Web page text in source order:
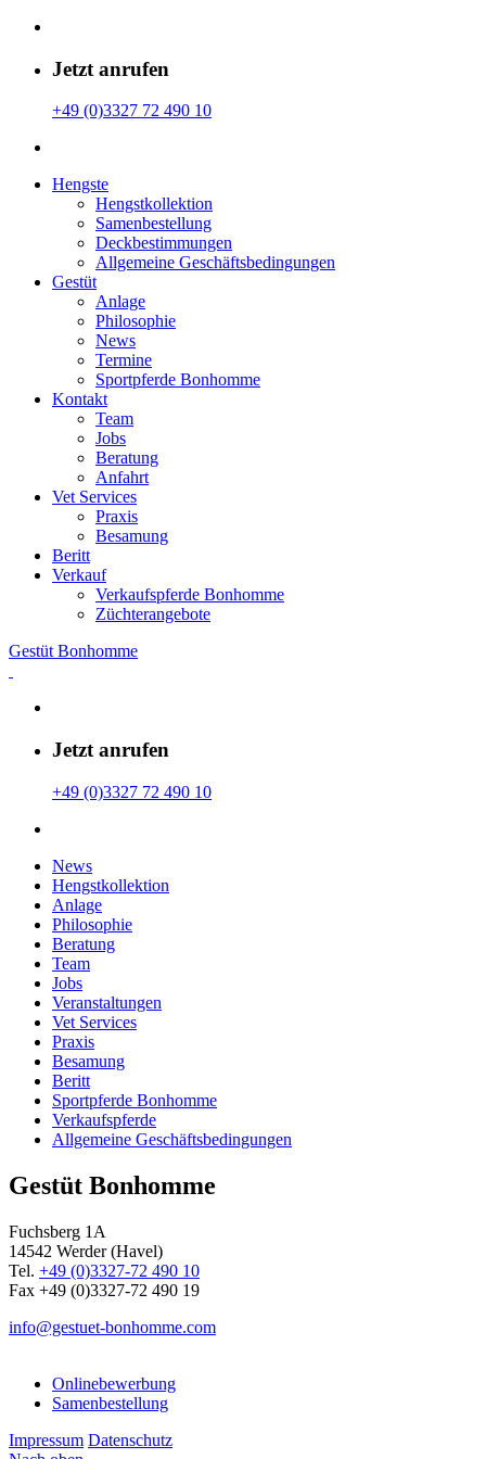
Jetzt anrufen
+49 (0)3327 72 490 10
Hengste
Hengstkollektion
Samenbestellung
Deckbestimmungen
Allgemeine Geschäfts­bedingungen
Gestüt
Anlage
Philosophie
News
Termine
Sportpferde Bonhomme
Kontakt
Team
Jobs
Beratung
Anfahrt
Vet Services
Praxis
Besamung
Beritt
Verkauf
Verkaufspferde Bonhomme
Züchterangebote
Gestüt Bonhomme
Jetzt anrufen
+49 (0)3327 72 490 10
News
Hengstkollektion
Anlage
Philosophie
Beratung
Team
Jobs
Veranstaltungen
Vet Services
Praxis
Besamung
Beritt
Sportpferde Bonhomme
Verkaufspferde
Allgemeine Geschäfts­bedingungen
Gestüt Bonhomme
Fuchsberg 1A
14542 Werder (Havel)
Tel. +49 (0)3327-72 490 10
Fax +49 (0)3327-72 490 19
info@gestuet-bonhomme.com
Onlinebewerbung
Samenbestellung
Impressum Datenschutz